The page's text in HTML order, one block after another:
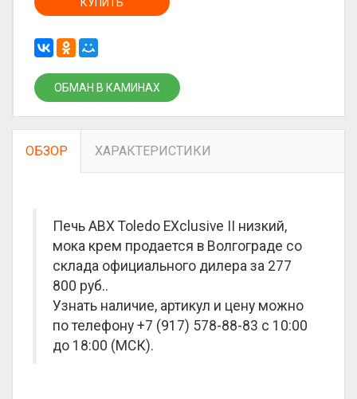
ОБМАН В КАМИНАХ
ОБЗОР ХАРАКТЕРИСТИКИ
Печь ABX Toledo EXclusive II низкий,
мока крем продается в Волгограде со
склада официального дилера за 277
800 руб..
Узнать наличие, артикул и цену можно
по телефону +7 (917) 578-88-83 с 10:00
до 18:00 (МСК).